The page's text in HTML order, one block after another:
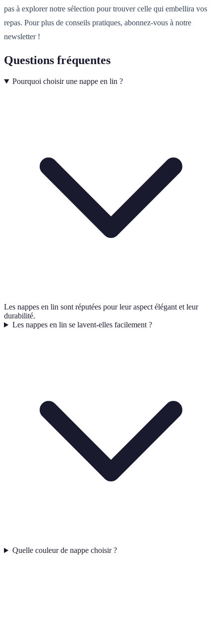
pas à explorer notre sélection pour trouver celle qui embellira vos
repas. Pour plus de conseils pratiques, abonnez-vous à notre
newsletter !
Questions fréquentes
Pourquoi choisir une nappe en lin ?
Les nappes en lin sont réputées pour leur aspect élégant et leur
durabilité.
Les nappes en lin se lavent-elles facilement ?
Quelle couleur de nappe choisir ?